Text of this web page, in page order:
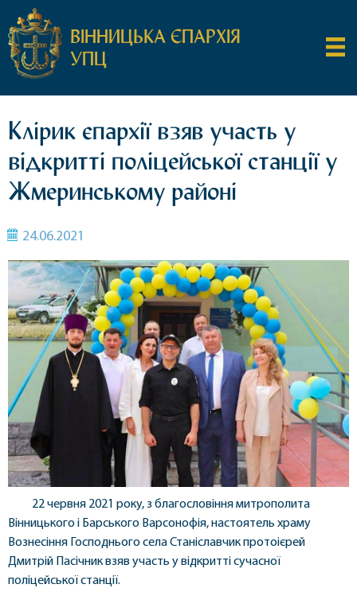
ВІННИЦЬКА ЄПАРХІЯ
УПЦ
Клірик єпархії взяв участь у
відкритті поліцейської станції у
Жмеринському районі
24.06.2021
22 червня 2021 року, з благословіння митрополита
Вінницького і Барського Варсонофія, настоятель храму
Вознесіння Господнього села Станіславчик протоієрей
Дмитрій Пасічник взяв участь у відкритті сучасної
поліцейської станції.